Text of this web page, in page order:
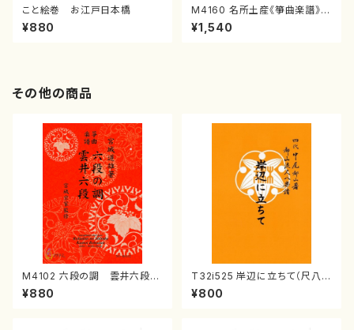
こと絵巻 お江戸日本橋
¥880
M4160 名所土産《箏曲楽譜》
（箏/宮城喜代子・宮城数江著・
宮城宗家監修/箏曲古典楽譜）
¥1,540
その他の商品
M4102 六段の調 雲井六段
（箏/宮城道雄著・宮城宗家監修/
箏曲古典楽譜）
¥880
T32i525 岸辺に立ちて（尺八/
初代 中村双葉/楽譜）都山流公
刊楽譜曲番:2234
¥800